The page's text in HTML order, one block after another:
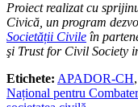
Proiect realizat cu
Civică, un program
Societății Civile în
şi Trust for Civil Society
Etichete: APADOR-CH,
Național pentru